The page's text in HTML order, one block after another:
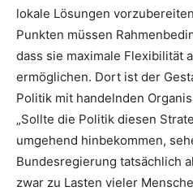
lokale Lösungen
Punkten müssen
dass sie maximale Flexibilität
ermöglichen. Dort ist der
Politik mit handelnden
„Sollte die Politik diesen
umgehend hinbekommen,
Bundesregierung tatsächlich
zwar zu Lasten vieler